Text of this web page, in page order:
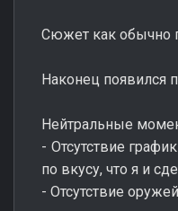
Сюжет как обычно
Наконец появился
Нейтральные
- Отсутствие
по вкусу, что я и
- Отсутствие